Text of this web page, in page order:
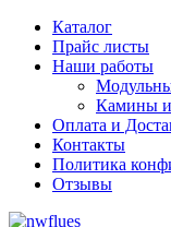
Каталог
Прайс листы
Наши работы
Камины
Оплата и
Контакты
Политика
Отзывы